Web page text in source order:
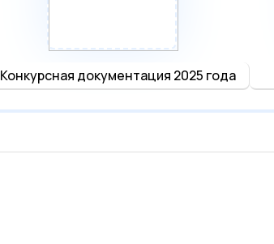
Конкурсная документация 2025 года